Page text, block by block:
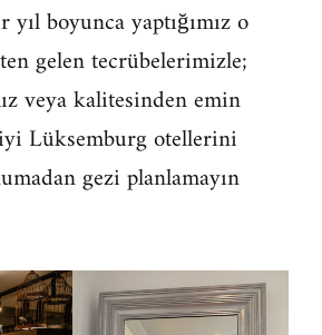
boyunca yaptığımız o
gelen tecrübelerimizle;
veya kalitesinden emin
Lüksemburg otellerini
gezi planlamayın